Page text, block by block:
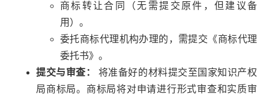
商标转让合同（无需提交原件，但建议备
用）。
委托商标代理机构办理的，需提交《商标代理
委托书》。
提交与审查：
将准备好的材料提交至国家知识产权
局商标局。商标局将对申请进行形式审查和实质审